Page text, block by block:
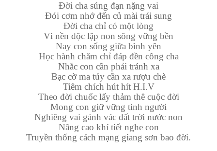
Đời cha súng đạn nặng vai
Đói cơm nhớ đến củ mài trái sung
Đời cha chỉ có một lòng
Vì nền độc lập non sông vững bền
Nay con sống giữa bình yên
Học hành chăm chỉ đáp đền công cha
Nhắc con cần phải tránh xa
Bạc cờ ma túy cần xa rượu chè
Tiêm chích hút hít H.I.V
Theo đời chuốc lấy thảm thê cuộc đời
Mong con giữ vững tình người
Nghiêng vai gánh vác đất trời nước non
Nâng cao khí tiết nghe con
Truyền thống cách mạng giang sơn bao đời.